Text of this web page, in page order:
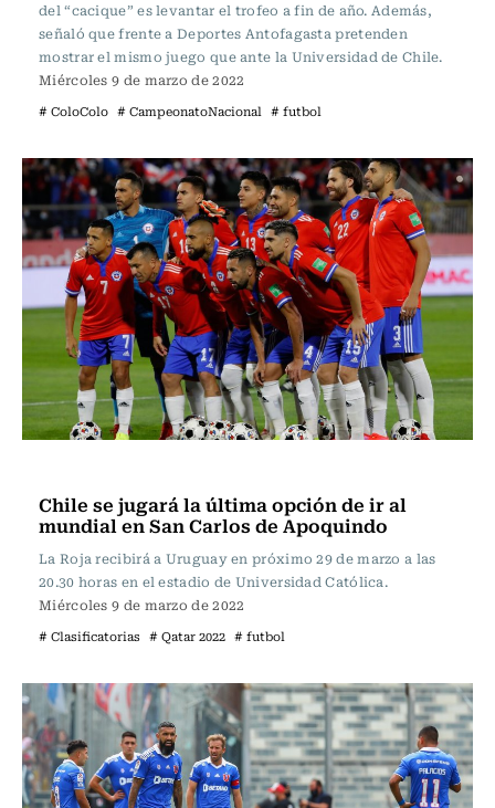
del “cacique” es levantar el trofeo a fin de año. Además,
señaló que frente a Deportes Antofagasta pretenden
mostrar el mismo juego que ante la Universidad de Chile.
Miércoles 9 de marzo de 2022
# ColoColo # CampeonatoNacional # futbol
Chile se jugará la última opción de ir al
mundial en San Carlos de Apoquindo
La Roja recibirá a Uruguay en próximo 29 de marzo a las
20.30 horas en el estadio de Universidad Católica.
Miércoles 9 de marzo de 2022
# Clasificatorias # Qatar 2022 # futbol